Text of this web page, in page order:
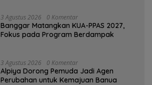
3 Agustus 2026 0 Komentar
‎Banggar Matangkan KUA-PPAS 2027,
Fokus pada Program Berdampak
3 Agustus 2026 0 Komentar
‎Alpiya Dorong Pemuda Jadi Agen
Perubahan untuk Kemajuan Banua ‎